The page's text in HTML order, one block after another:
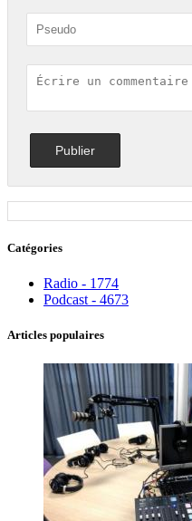
Catégories
Radio - 1774
Podcast - 4673
Articles populaires